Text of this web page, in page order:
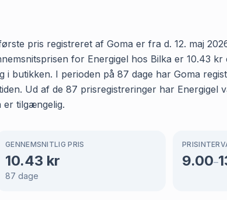
pris registreret af Goma er fra d. 12. maj
for Energigel hos Bilka er 10.43
butikken. I perioden på 87 dage har Goma
Ud af de 87 prisregistreringer har
er tilgængelig.
GENNEMSNITLIG PRIS
10.43 kr
87 dage
9.00–